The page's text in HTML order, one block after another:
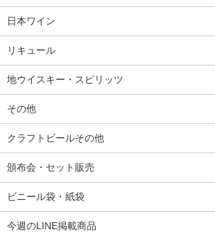
日本ワイン
リキュール
地ウイスキー・スピリッツ
その他
クラフトビールその他
頒布会・セット販売
ビニール袋・紙袋
今週のLINE掲載商品